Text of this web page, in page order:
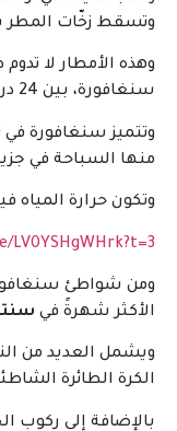
وتسقط زخّات المطر
وهذه الأمطار لا
سنغافورة، بين 24 درجة مئويّة و31 منها.
وتتميز سنغافورة في
منها السباحة في
وتكون حرارة المياه فيها فوق 29
ومن شواطئ
الأكثر شهرةً في
ويشمل العديد من
الكرة الطائرة
بالإضافة إلى ركوب